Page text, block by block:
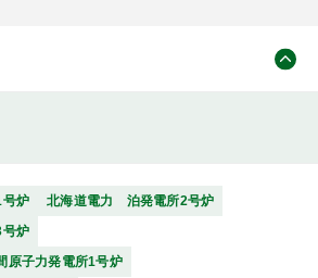
炉
北海道電力 泊発電所2号炉
炉
子力発電所1号炉